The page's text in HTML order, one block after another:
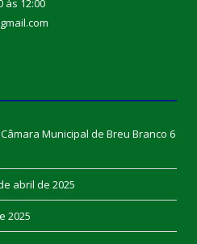
às 12:00
Municipal de Breu Branco 6
abril de 2025
2025